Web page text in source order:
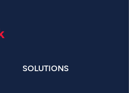
SOLUTIONS